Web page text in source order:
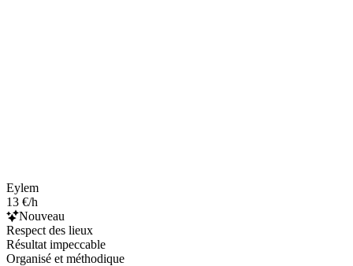
Eylem
13 €/h
Nouveau
Respect des lieux
Résultat impeccable
Organisé et méthodique